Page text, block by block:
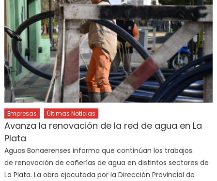
Empresas Últimas Noticias
Avanza la renovación de la red de agua en La
Plata
Aguas Bonaerenses informa que continúan los trabajos
de renovación de cañerías de agua en distintos sectores de
La Plata. La obra ejecutada por la Dirección Provincial de